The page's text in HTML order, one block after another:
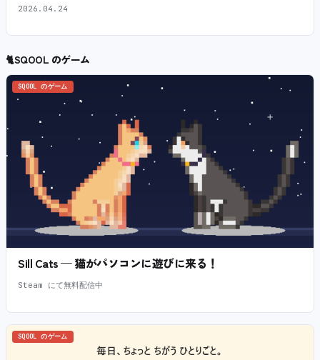
2026.04.24
🐈SQOOL のゲーム
SQOOL のゲーム
Sill Cats — 猫がパソコンに遊びに来る！
Steam にて無料配信中
SQOOL のゲーム